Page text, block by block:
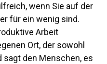
wenn Sie auf der
für ein wenig sind.
Arbeit
Ort, der sowohl
den Menschen, es